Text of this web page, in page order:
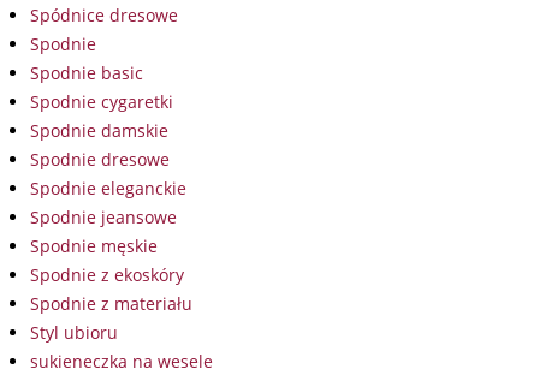
Spódnice dresowe
Spodnie
Spodnie basic
Spodnie cygaretki
Spodnie damskie
Spodnie dresowe
Spodnie eleganckie
Spodnie jeansowe
Spodnie męskie
Spodnie z ekoskóry
Spodnie z materiału
Styl ubioru
sukieneczka na wesele